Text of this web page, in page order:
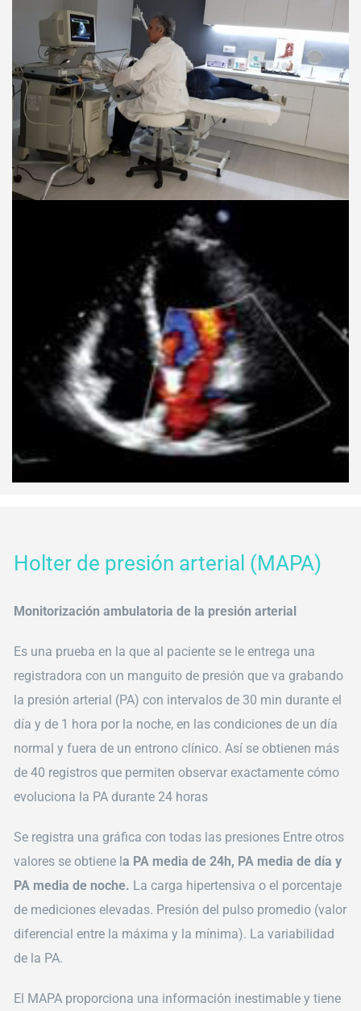
Holter de presión arterial (MAPA)
Monitorización ambulatoria de la presión arterial
Es una prueba en la que al paciente se le entrega una
registradora con un manguito de presión que va grabando
la presión arterial (PA) con intervalos de 30 min durante el
día y de 1 hora por la noche, en las condiciones de un día
normal y fuera de un entrono clínico. Así se obtienen más
de 40 registros que permiten observar exactamente cómo
evoluciona la PA durante 24 horas
Se registra una gráfica con todas las presiones Entre otros
valores se obtiene la PA media de 24h, PA media de día y
PA media de noche. La carga hipertensiva o el porcentaje
de mediciones elevadas. Presión del pulso promedio (valor
diferencial entre la máxima y la mínima). La variabilidad
de la PA.
El MAPA proporciona una información inestimable y tiene